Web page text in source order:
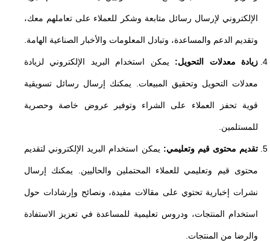
الإلكتروني لإرسال رسائل متابعة وشكر للعملاء على تعاملهم معك،
وتقديم الدعم والمساعدة، وتبادل المعلومات والأخبار الصناعية الهامة.
زيادة معدلات التحويل: يمكن استخدام البريد الإلكتروني لزيادة
معدلات التحويل وتحقيق المبيعات. يمكنك إرسال رسائل تسويقية
قوية تحفز العملاء على الشراء وتوفير عروض خاصة وحصرية
للمستلمين.
تقديم محتوى قيم وتعليمي: يمكن استخدام البريد الإلكتروني لتقديم
محتوى قيم وتعليمي للعملاء المحتملين والحاليين. يمكنك إرسال
نشرات إخبارية تحتوي على مقالات مفيدة، ونصائح وإرشادات حول
استخدام المنتجات، ودروس تعليمية للمساعدة في تعزيز الاستفادة
والرضا من المنتجات.